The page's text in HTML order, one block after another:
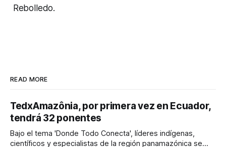
Rebolledo.
READ MORE
TedxAmazônia, por primera vez en Ecuador,
tendrá 32 ponentes
Bajo el tema 'Donde Todo Conecta', líderes indígenas,
científicos y especialistas de la región panamazónica se